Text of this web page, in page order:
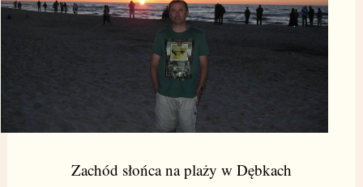
Zachód słońca na plaży w Dębkach